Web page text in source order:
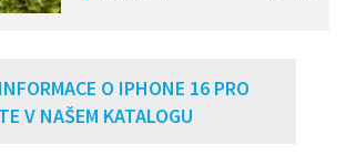
O IPHONE 16 PRO
V NAŠEM KATALOGU